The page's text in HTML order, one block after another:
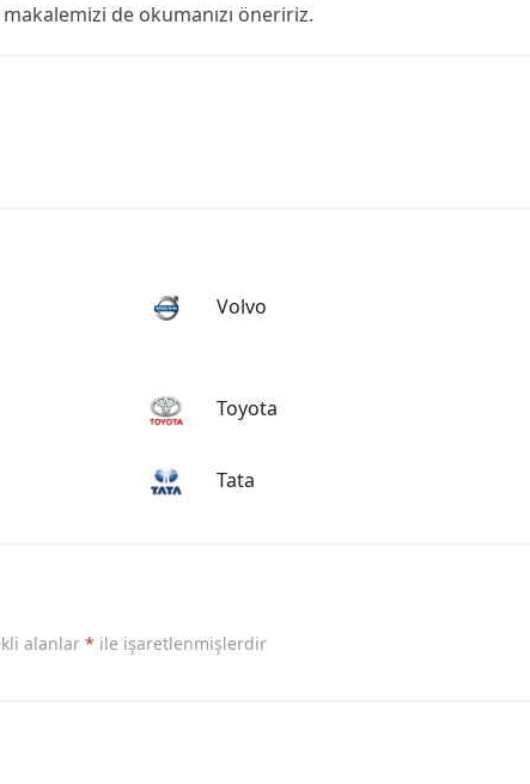
makalemizi de okumanızı öneririz.
Volvo
Toyota
Tata
alanlar * ile işaretlenmişlerdir